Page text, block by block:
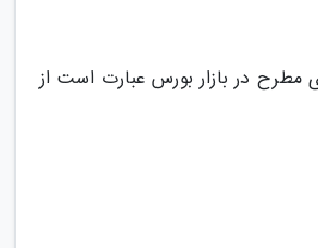
مطرح در بازار بورس عبارت است از